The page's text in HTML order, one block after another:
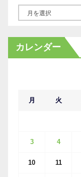
カ
イ
カレンダー
月 火
3 4
10 11